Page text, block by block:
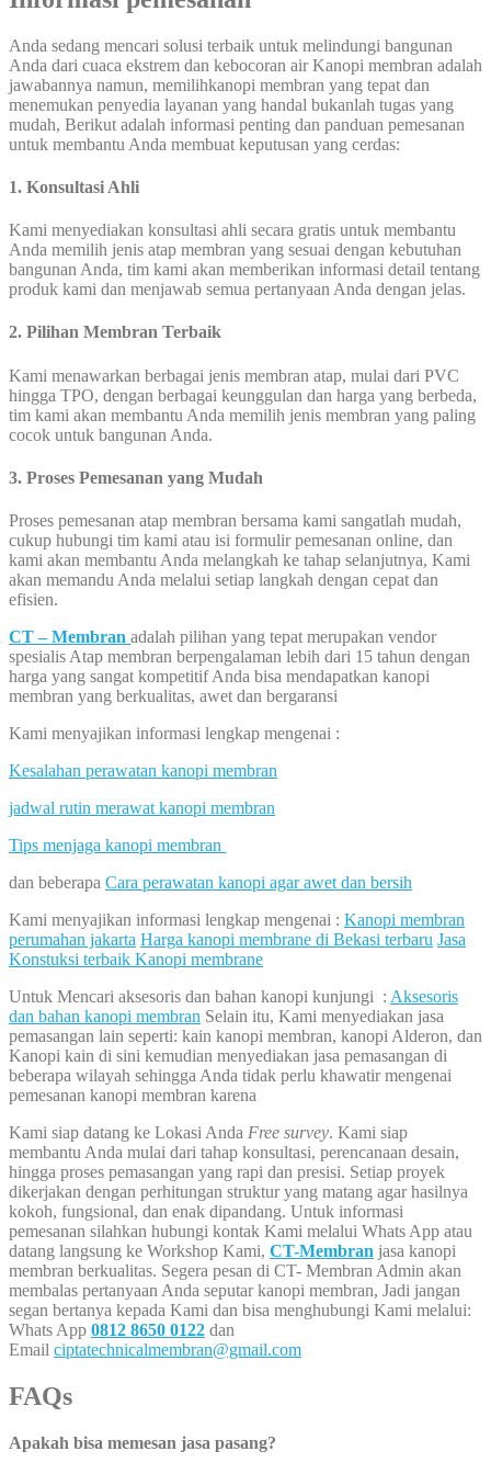
Anda sedang mencari solusi terbaik untuk melindungi bangunan
Anda dari cuaca ekstrem dan kebocoran air Kanopi membran adalah
jawabannya namun, memilihkanopi membran yang tepat dan
menemukan penyedia layanan yang handal bukanlah tugas yang
mudah, Berikut adalah informasi penting dan panduan pemesanan
untuk membantu Anda membuat keputusan yang cerdas:
1. Konsultasi Ahli
Kami menyediakan konsultasi ahli secara gratis untuk membantu
Anda memilih jenis atap membran yang sesuai dengan kebutuhan
bangunan Anda, tim kami akan memberikan informasi detail tentang
produk kami dan menjawab semua pertanyaan Anda dengan jelas.
2. Pilihan Membran Terbaik
Kami menawarkan berbagai jenis membran atap, mulai dari PVC
hingga TPO, dengan berbagai keunggulan dan harga yang berbeda,
tim kami akan membantu Anda memilih jenis membran yang paling
cocok untuk bangunan Anda.
3. Proses Pemesanan yang Mudah
Proses pemesanan atap membran bersama kami sangatlah mudah,
cukup hubungi tim kami atau isi formulir pemesanan online, dan
kami akan membantu Anda melangkah ke tahap selanjutnya, Kami
akan memandu Anda melalui setiap langkah dengan cepat dan
efisien.
CT – Membran adalah pilihan yang tepat merupakan vendor
spesialis Atap membran berpengalaman lebih dari 15 tahun dengan
harga yang sangat kompetitif Anda bisa mendapatkan kanopi
membran yang berkualitas, awet dan bergaransi
Kami menyajikan informasi lengkap mengenai :
Kesalahan perawatan kanopi membran
jadwal rutin merawat kanopi membran
Tips menjaga kanopi membran
dan beberapa Cara perawatan kanopi agar awet dan bersih
Kami menyajikan informasi lengkap mengenai : Kanopi membran
perumahan jakarta Harga kanopi membrane di Bekasi terbaru Jasa
Konstuksi terbaik Kanopi membrane
Untuk Mencari aksesoris dan bahan kanopi kunjungi : Aksesoris
dan bahan kanopi membran Selain itu, Kami menyediakan jasa
pemasangan lain seperti: kain kanopi membran, kanopi Alderon, dan
Kanopi kain di sini kemudian menyediakan jasa pemasangan di
beberapa wilayah sehingga Anda tidak perlu khawatir mengenai
pemesanan kanopi membran karena
Kami siap datang ke Lokasi Anda Free survey. Kami siap
membantu Anda mulai dari tahap konsultasi, perencanaan desain,
hingga proses pemasangan yang rapi dan presisi. Setiap proyek
dikerjakan dengan perhitungan struktur yang matang agar hasilnya
kokoh, fungsional, dan enak dipandang. Untuk informasi
pemesanan silahkan hubungi kontak Kami melalui Whats App atau
datang langsung ke Workshop Kami, CT-Membran jasa kanopi
membran berkualitas. Segera pesan di CT- Membran Admin akan
membalas pertanyaan Anda seputar kanopi membran, Jadi jangan
segan bertanya kepada Kami dan bisa menghubungi Kami melalui:
Whats App 0812 8650 0122 dan
Email ciptatechnicalmembran@gmail.com
FAQs
Apakah bisa memesan jasa pasang?